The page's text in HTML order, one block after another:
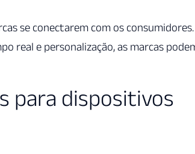
se conectarem com os consumidores.
real e personalização, as marcas
para dispositivos